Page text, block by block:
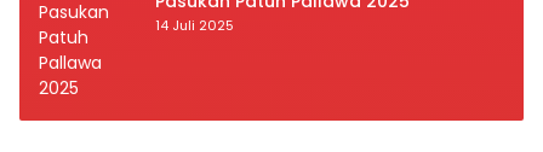
14 Juli 2025